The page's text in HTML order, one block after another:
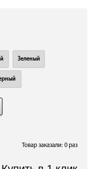
Зеленый
Товар заказали: 0 раз